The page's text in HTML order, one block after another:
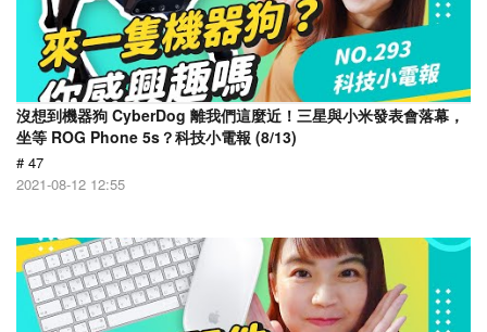
沒想到機器狗 CyberDog 離我們這麼近！三星與小米發表會落幕，
坐等 ROG Phone 5s？科技小電報 (8/13)
# 47
2021-08-12 12:55